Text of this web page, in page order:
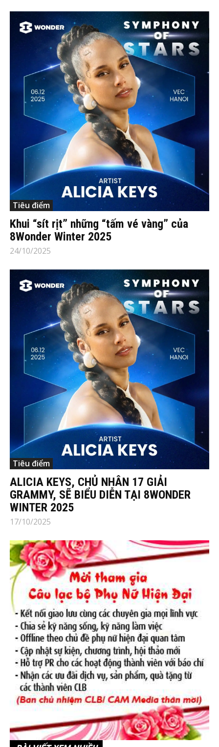
Tiêu điểm
Khui “sít rịt” những “tấm vé vàng” của
8Wonder Winter 2025
24/10/2025
Tiêu điểm
ALICIA KEYS, CHỦ NHÂN 17 GIẢI
GRAMMY, SẼ BIỂU DIỄN TẠI 8WONDER
WINTER 2025
17/10/2025